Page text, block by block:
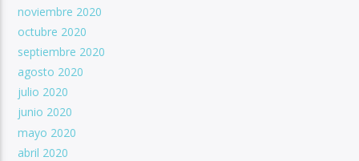
noviembre 2020
octubre 2020
septiembre 2020
agosto 2020
julio 2020
junio 2020
mayo 2020
abril 2020